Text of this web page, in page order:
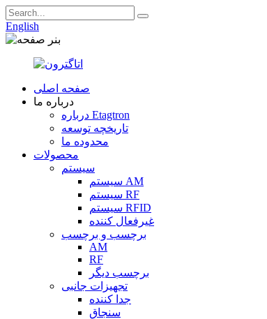
English
صفحه اصلی
درباره ما
درباره Etagtron
تاریخچه توسعه
محدوده ما
محصولات
سیستم
سیستم AM
سیستم RF
سیستم RFID
غیرفعال کننده
برچسب و برچسب
AM
RF
برچسب دیگر
تجهیزات جانبی
جدا کننده
سنجاق